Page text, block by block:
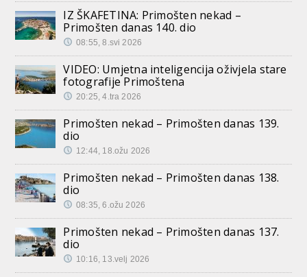
IZ ŠKAFETINA: Primošten nekad –
Primošten danas 140. dio
08:55, 8.svi 2026
VIDEO: Umjetna inteligencija oživjela stare
fotografije Primoštena
20:25, 4.tra 2026
Primošten nekad – Primošten danas 139.
dio
12:44, 18.ožu 2026
Primošten nekad – Primošten danas 138.
dio
08:35, 6.ožu 2026
Primošten nekad – Primošten danas 137.
dio
10:16, 13.velj 2026